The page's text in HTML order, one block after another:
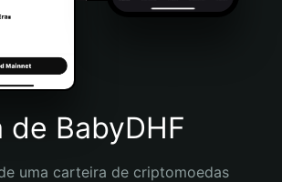
de BabyDHF
uma carteira de criptomoedas